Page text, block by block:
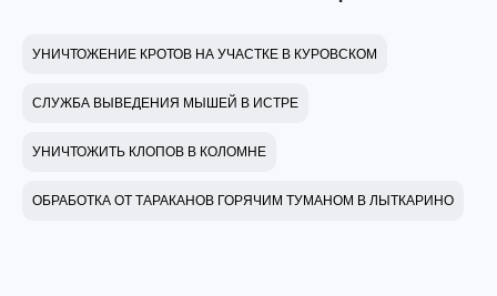
УНИЧТОЖЕНИЕ КРОТОВ НА УЧАСТКЕ В КУРОВСКОМ
СЛУЖБА ВЫВЕДЕНИЯ МЫШЕЙ В ИСТРЕ
УНИЧТОЖИТЬ КЛОПОВ В КОЛОМНЕ
ОБРАБОТКА ОТ ТАРАКАНОВ ГОРЯЧИМ ТУМАНОМ В ЛЫТКАРИНО